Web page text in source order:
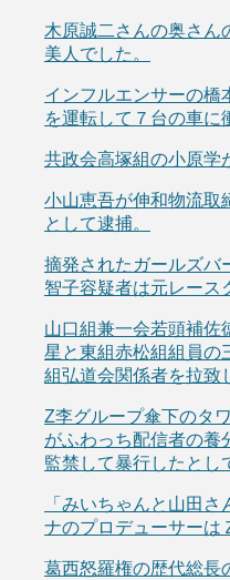
木原誠二さんの奥さん
美人でした。
インフルエンサーの橋
を運転して７台の車に
共政会高塚組の小原学
小山恵吾が伸和物流取
として逮捕。
摘発されたガールズバ
智子容疑者は元レース
山口組兼一会若頭補佐
星と東組赤松組組員の
組弘道会関係者を拉致
Z李グループ傘下のタ
がふわっち配信者の養
監禁して暴行したとし
「みいちゃんと山田
ナのプロデューサーは
葛西怒羅権の歴代総長